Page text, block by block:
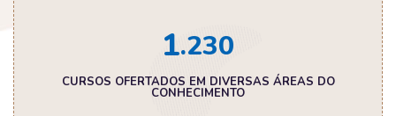
1.230
CURSOS OFERTADOS EM DIVERSAS ÁREAS DO
CONHECIMENTO